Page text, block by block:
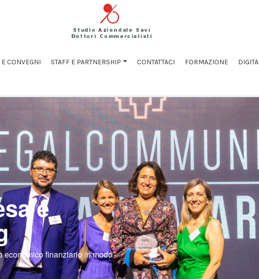
CONVEGNI STAFF E PARTNERSHIP CONTATTACI FORMAZIONE
e
economico finanziario in modo